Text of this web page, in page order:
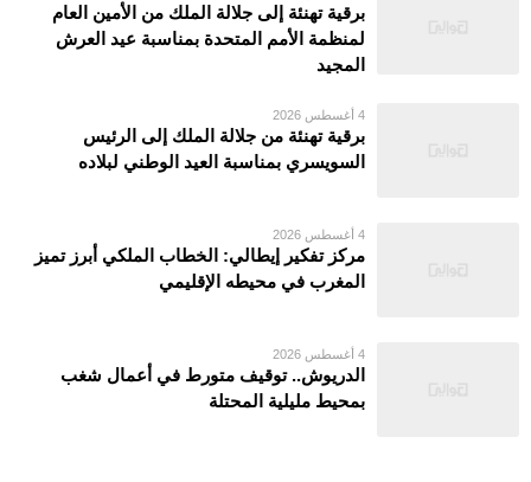
برقية تهنئة إلى جلالة الملك من الأمين العام
لمنظمة الأمم المتحدة بمناسبة عيد العرش
المجيد
4 أغسطس 2026
برقية تهنئة من جلالة الملك إلى الرئيس
السويسري بمناسبة العيد الوطني لبلاده
4 أغسطس 2026
مركز تفكير إيطالي: الخطاب الملكي أبرز تميز
المغرب في محيطه الإقليمي
4 أغسطس 2026
الدريوش.. توقيف متورط في أعمال شغب
بمحيط مليلية المحتلة